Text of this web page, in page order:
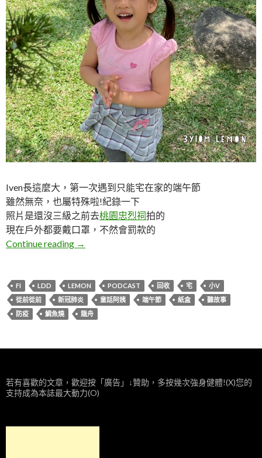
Iven長這麼大，第一次遇到只能宅在家的端午節
雖然無奈，也屬特殊啦!紀錄一下
照片是還沒三級之前去桃園忠烈祠拍的
現在戶外都要戴口罩，不然會罰款的
Continue reading Lemon。2021端午節
→
FI LDD LEMON PODCAST 回收 宅
小V
從前從前
新冠肺炎 童話阿姨 端午節 紙盒
聽故事
防疫
鯛魚燒 龍舟
若有喜歡的文章，歡迎按「廣告」↓贊助，多按幾次強身健體!(X)您的
支持成為本誌最大動力(O)